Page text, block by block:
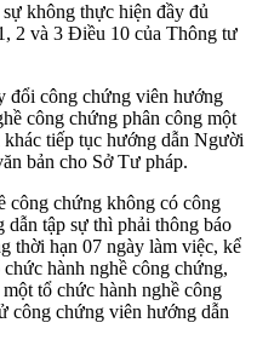
không thực hiện đầy đủ
2 và 3 Điều 10 của Thông tư
đổi công chứng viên hướng
công chứng phân công một
tiếp tục hướng dẫn Người
bản cho Sở Tư pháp.
công chứng không có công
tập sự thì phải thông báo
thời hạn 07 ngày làm việc, kể
hành nghề công chứng,
tổ chức hành nghề công
công chứng viên hướng dẫn